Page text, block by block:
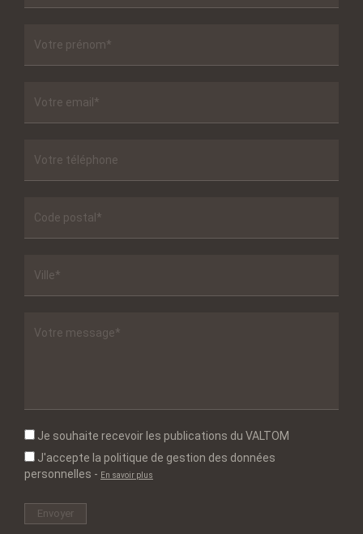
Je souhaite recevoir les publications du VALTOM
J'accepte la politique de gestion des données
personnelles - En savoir plus